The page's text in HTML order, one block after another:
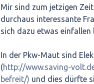
Mir sind zum jetzigen
durchaus interessante
sich dazu etwas einfallen
In der Pkw-Maut sind
(http://www.saving-
befreit/) und dies dürfte